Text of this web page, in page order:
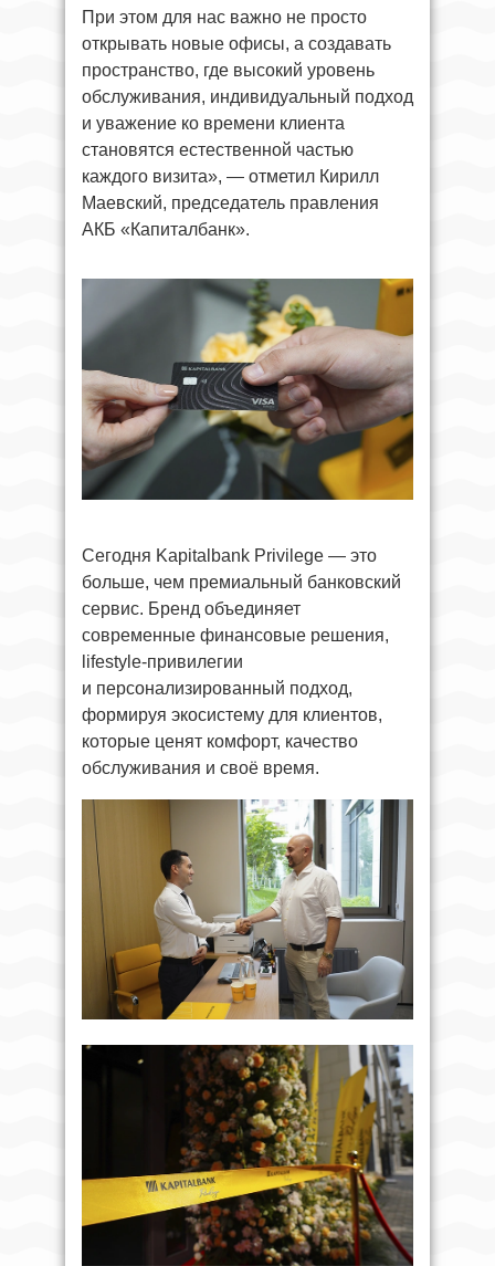
При этом для нас важно не просто
открывать новые офисы, а создавать
пространство, где высокий уровень
обслуживания, индивидуальный подход
и уважение ко времени клиента
становятся естественной частью
каждого визита», — отметил Кирилл
Маевский, председатель правления
АКБ «Капиталбанк».
Сегодня Kapitalbank Privilege — это
больше, чем премиальный банковский
сервис. Бренд объединяет
современные финансовые решения,
lifestyle-привилегии
и персонализированный подход,
формируя экосистему для клиентов,
которые ценят комфорт, качество
обслуживания и своё время.